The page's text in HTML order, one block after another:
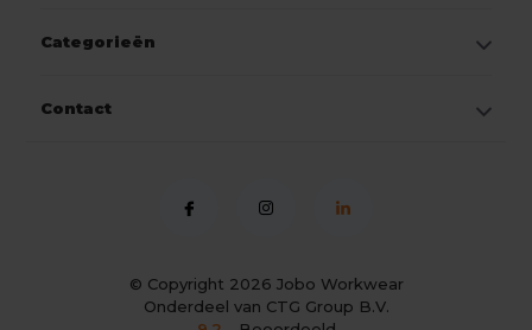
Categorieën
Contact
© Copyright 2026 Jobo Workwear
Onderdeel van CTG Group B.V.